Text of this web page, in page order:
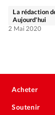
La rédaction
Aujourd'hui
2 Mai 2020
Acheter
Soutenir